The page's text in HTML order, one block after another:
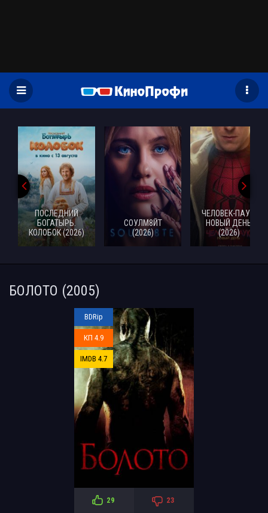
ПОСЛЕДНИЙ
БОГАТЫРЬ.
КОЛОБОК (2026)
СОУЛМ8ЙТ
(2026)
ЧЕЛОВЕК-ПАУК:
НОВЫЙ ДЕНЬ
(2026)
БОЛОТО (2005)
BDRip
КП 4.9
IMDB 4.7
29 23